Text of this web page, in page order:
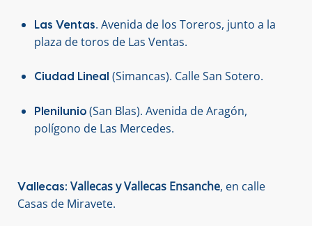
Las Ventas. Avenida de los Toreros, junto a la
plaza de toros de Las Ventas.
Ciudad Lineal (Simancas). Calle San Sotero.
Plenilunio (San Blas). Avenida de Aragón,
polígono de Las Mercedes.
Vallecas: Vallecas y Vallecas Ensanche, en calle
Casas de Miravete.